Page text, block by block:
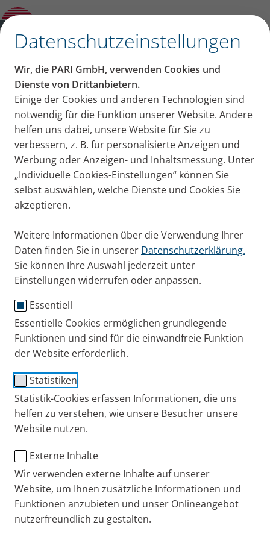
Datenschutzeinstellungen
Wir, die PARI GmbH, verwenden Cookies und
Dienste von Drittanbietern.
Einige der Cookies und anderen Technologien sind
notwendig für die Funktion unserer Website. Andere
helfen uns dabei, unsere Website für Sie zu
verbessern, z. B. für personalisierte Anzeigen und
Werbung oder Anzeigen- und Inhaltsmessung. Unter
„Individuelle Cookies-Einstellungen“ können Sie
selbst auswählen, welche Dienste und Cookies Sie
akzeptieren.
Weitere Informationen über die Verwendung Ihrer
Daten finden Sie in unserer Datenschutzerklärung.
Sie können Ihre Auswahl jederzeit unter
Einstellungen widerrufen oder anpassen.
Essentiell
Essentielle Cookies ermöglichen grundlegende
Funktionen und sind für die einwandfreie Funktion
der Website erforderlich.
Statistiken
Statistik-Cookies erfassen Informationen, die uns
helfen zu verstehen, wie unsere Besucher unsere
Website nutzen.
Externe Inhalte
Wir verwenden externe Inhalte auf unserer
Website, um Ihnen zusätzliche Informationen und
Funktionen anzubieten und unser Onlineangebot
nutzerfreundlich zu gestalten.
Kategorien
Erkältung + Husten Asthma COPD Mukoviszidose
Beiträge aus der
Kategorie: COPD
Die Abkürzung COPD steht für chronic obstructive
pulmonary disease, was auf Deutsch chronisch
obstruktive Lungenerkrankung bedeutet. Bei dieser
Erkrankung sind die Atemwege chronisch entzündet
und verengt. Sie ist nicht heilbar. Hier finden Sie alle
Blog-Beiträge rund um das Thema COPD.
Kategorien
COPD Erfahrungsberichte
Kein Urlaub mit COPD? Eine Betroffene über
Gründe & Alternativen
Monika lebt mit COPD GOLD 3. Deswegen verzichtet sie
sich das Urlaubsgefühl nach Hause holt.
Kategorien
Asthma COPD Experten-Interviews
Atemprobleme im Sommer: Lungenfacharzt
Prof. Fischer erklärt
Hitze, Ozon und Pollen können die Atemwege belasten.
Lungenarzt Prof. Dr. Fischer erklärt, warum und wie Sie
Beschwerden mindern oder vorbeugen können.